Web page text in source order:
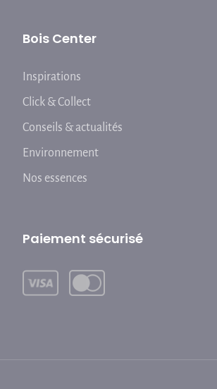
Bois Center
Inspirations
Click & Collect
Conseils & actualités
Environnement
Nos essences
Paiement sécurisé